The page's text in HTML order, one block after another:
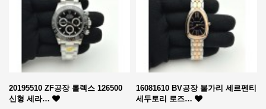
20195510 ZF공장 롤렉스 126500
신형 세라…
16081610 BV공장 불가리 세르펜티
세두토리 로즈…